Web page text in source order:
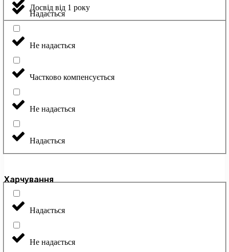
Досвід від 1 року
Надається
Не надається
Частково компенсується
Не надається
Надається
Харчування
Надається
Не надається